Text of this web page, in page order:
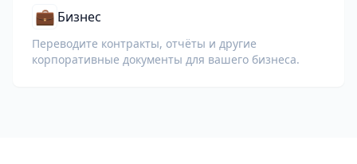
💼 Бизнес
Переводите контракты, отчёты и другие
корпоративные документы для вашего бизнеса.